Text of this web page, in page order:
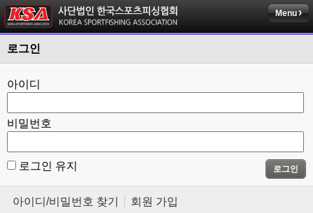
Menu
로그인
아이디
비밀번호
로그인 유지 로그인
아이디/비밀번호 찾기 회원 가입